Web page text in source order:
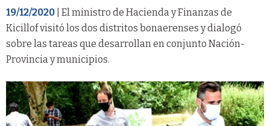
19/12/2020 | El ministro de Hacienda y Finanzas de
Kicillof visitó los dos distritos bonaerenses y dialogó
sobre las tareas que desarrollan en conjunto Nación-
Provincia y municipios.